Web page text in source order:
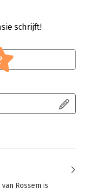
schrijft!
Rossem is